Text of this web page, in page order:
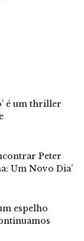
é um thriller
Peter
Um Novo Dia’
espelho